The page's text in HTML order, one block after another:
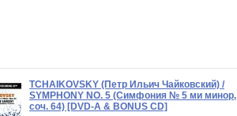
TCHAIKOVSKY (Петр Ильич Чайковский) /
SYMPHONY NO. 5 (Симфония № 5 ми минор,
соч. 64) [DVD-A & BONUS CD]